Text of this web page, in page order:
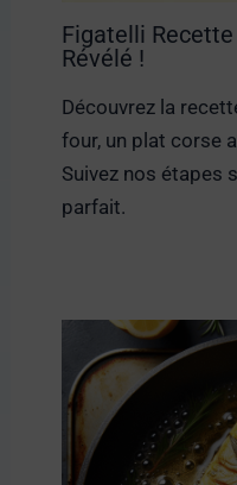
Figatelli
Révélé !
Découvrez la
four, un plat corse
Suivez nos étapes
parfait.